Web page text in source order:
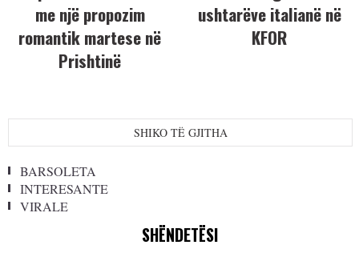
me një propozim
romantik martese në
Prishtinë
ushtarëve italianë në
KFOR
SHIKO TË GJITHA
BARSOLETA
INTERESANTE
VIRALE
SHËNDETËSI